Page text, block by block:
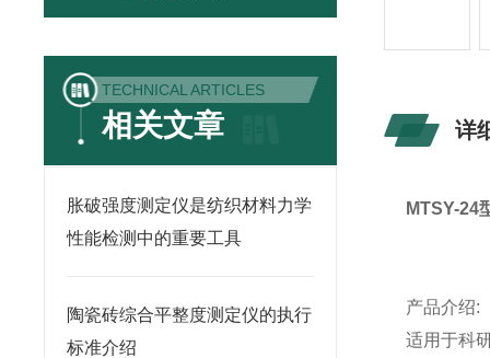
TECHNICAL ARTICLES
相关文章
胀破强度测定仪是纺织材料力学
性能检测中的重要工具
陶瓷砖综合平整度测定仪的执行
标准介绍
详
MTSY-24
产品介绍:
适用于科